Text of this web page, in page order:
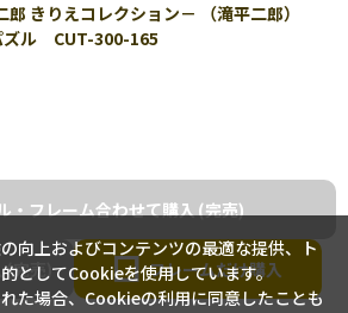
クス
夫で扱いやすいパネルです。【
郎 きりえコレクション－ （滝平二郎）
ル CUT-300-165
・フレーム合わせて購入
フレームだけ購入
向上およびコンテンツの最適な提供、ト
としてCookieを使用しています。
た場合、Cookieの利用に同意したことも